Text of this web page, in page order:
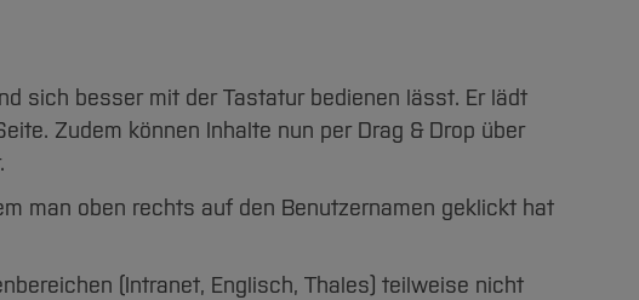
sich besser mit der Tastatur bedienen lässt. Er lädt
Zudem können Inhalte nun per Drag & Drop über
man oben rechts auf den Benutzernamen geklickt hat
(Intranet, Englisch, Thales) teilweise nicht